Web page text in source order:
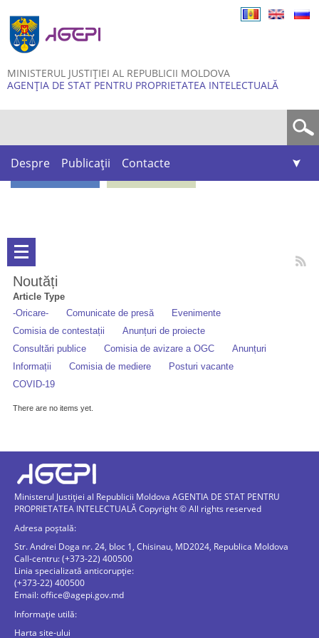
MINISTERUL JUSTIȚIEI AL REPUBLICII MOLDOVA
AGENȚIA DE STAT PENTRU PROPRIETATEA INTELECTUALĂ
Despre Publicații Contacte
Noutăți
Article Type
-Oricare-
Comunicate de presă
Evenimente
Comisia de contestații
Anunțuri de proiecte
Consultări publice
Comisia de avizare a OGC
Anunțuri
Informații
Comisia de mediere
Posturi vacante
COVID-19
There are no items yet.
Ministerul Justiției al Republicii Moldova AGENTIA DE STAT PENTRU
PROPRIETATEA INTELECTUALĂ Copyright © All rights reserved
Adresa poștală:
Str. Andrei Doga nr. 24, bloc 1, Chisinau, MD2024, Republica Moldova
Call-centru: (+373-22) 400500
Linia specializată anticorupție:
(+373-22) 400500
Email:office@agepi.gov.md
Informație utilă:
Harta site-ului